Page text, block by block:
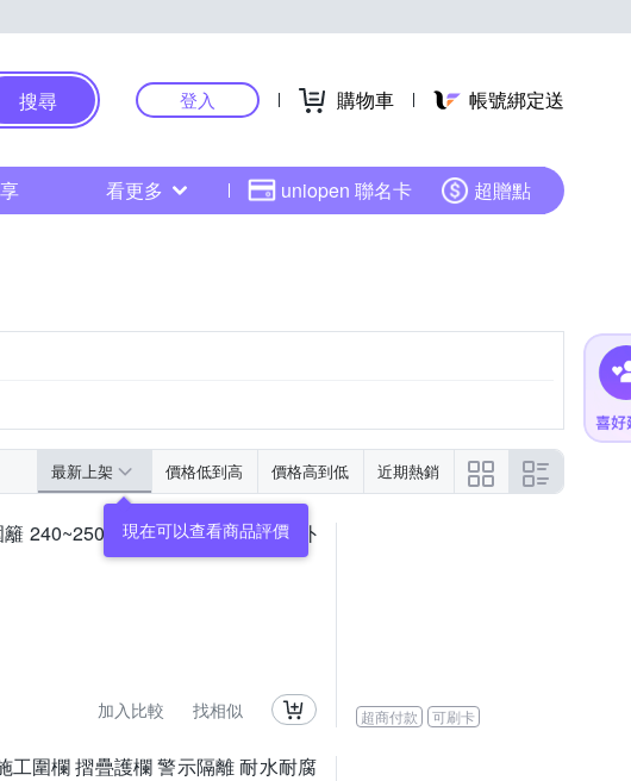
搜尋 登入 購物車 帳號綁定送
看更多 uniopen 聯名卡 超贈點
最新上架 價格低到高 價格高到低 近期熱銷
現在可以查看商品評價
240~2500mm 摺疊護欄 醒目 室外
加入比較 找相似 超商付款 可刷卡
工圍欄 摺疊護欄 警示隔離 耐水耐腐